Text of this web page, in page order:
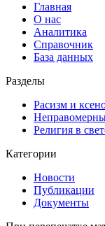
Главная
О нас
Аналитика
Справочник
База данных
Разделы
Расизм и
Религия в
Категории
Новости
Публикации
Документы